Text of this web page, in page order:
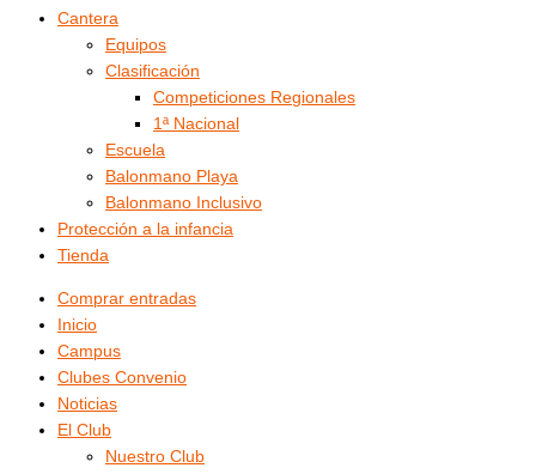
Cantera
Equipos
Clasificación
Competiciones Regionales
1ª Nacional
Escuela
Balonmano Playa
Balonmano Inclusivo
Protección a la infancia
Tienda
Comprar entradas
Inicio
Campus
Clubes Convenio
Noticias
El Club
Nuestro Club